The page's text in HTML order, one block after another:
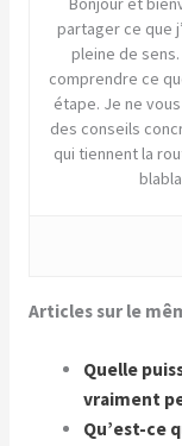
partager ce que
pleine de sens.
comprendre ce
étape. Je ne
des conseils
qui tiennent la
Articles sur le
Quelle
vraiment
Qu’est-ce